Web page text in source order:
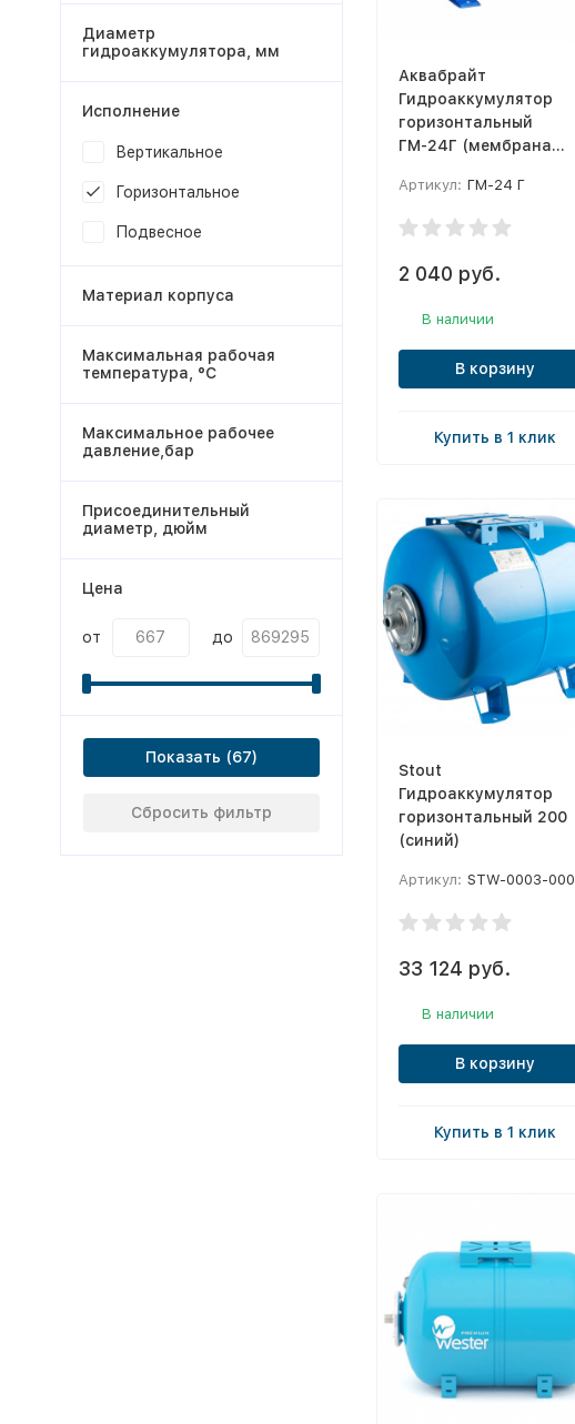
Аквабрайт
Гидроаккумулятор
горизонтальный
ГМ-24Г (мембрана
Артикул: ГМ-24 Г
2 040 руб.
В наличии
В корзину
Купить в 1 клик
Stout
Гидроаккумулятор
горизонтальный 200
(синий)
Артикул: STW-0003-000200
33 124 руб.
В наличии
В корзину
Купить в 1 клик
Диаметр
гидроаккумулятора, мм
Исполнение
Вертикальное
Горизонтальное
Подвесное
Материал корпуса
Максимальная рабочая
температура, °С
Максимальное рабочее
давление,бар
Присоединительный
диаметр, дюйм
Цена
от до
Показать
Сбросить фильтр